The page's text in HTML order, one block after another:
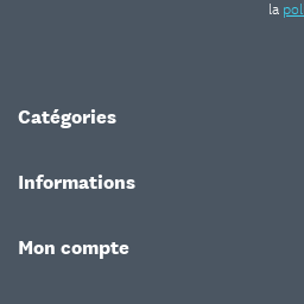
la
Catégories
Informations
Mon compte